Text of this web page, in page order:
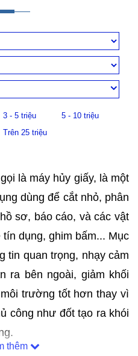
3 - 5 triệu
5 - 10 triệu
Trên 25 triệu
là máy hủy giấy, là một
dùng để cắt nhỏ, phân
sơ, báo cáo, và các vật
dụng, ghim bấm... Mục
tin quan trọng, nhạy cảm
ra bên ngoài, giảm khối
trường tốt hơn thay vì
công như đốt tạo ra khói
thêm